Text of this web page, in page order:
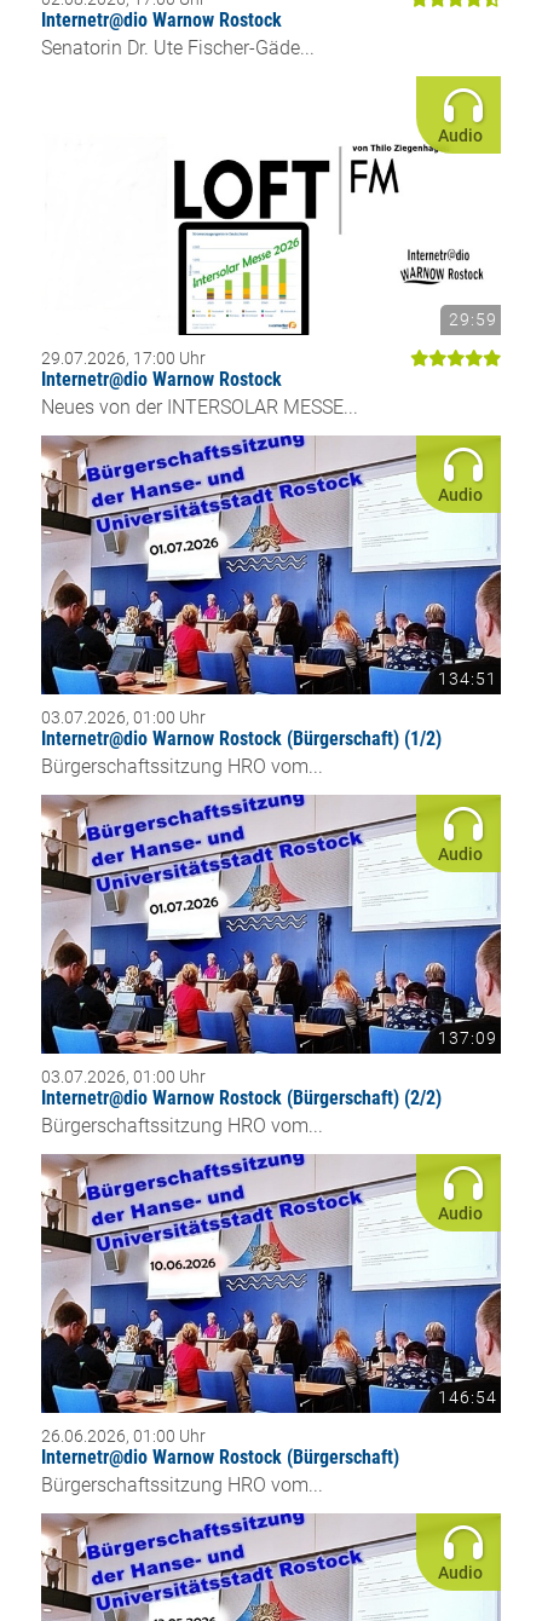
Internetr@dio Warnow Rostock
Senatorin Dr. Ute Fischer-Gäde...
Audio
29:59
29.07.2026, 17:00 Uhr
Internetr@dio Warnow Rostock
Neues von der INTERSOLAR MESSE...
Audio
134:51
03.07.2026, 01:00 Uhr
Internetr@dio Warnow Rostock (Bürgerschaft) (1/2)
Bürgerschaftssitzung HRO vom...
Audio
137:09
03.07.2026, 01:00 Uhr
Internetr@dio Warnow Rostock (Bürgerschaft) (2/2)
Bürgerschaftssitzung HRO vom...
Audio
146:54
26.06.2026, 01:00 Uhr
Internetr@dio Warnow Rostock (Bürgerschaft)
Bürgerschaftssitzung HRO vom...
Audio